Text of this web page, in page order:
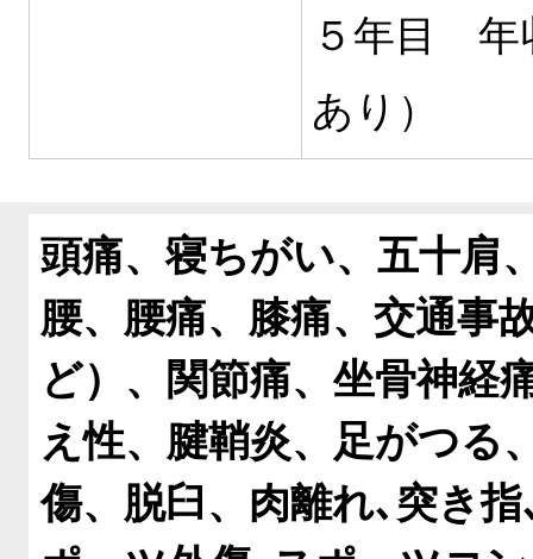
５年目
あり）
頭痛、寝ちがい、五十肩
腰、腰痛、膝痛、交通事
ど）、関節痛、坐骨神経
え性、腱鞘炎、足がつる
傷、脱臼、肉離れ､突き